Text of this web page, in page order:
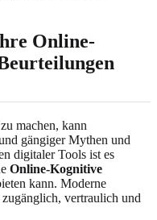
Online-
machen, kann
gängiger Mythen und
digitaler Tools ist es
Online-Kognitive
kann. Moderne
vertraulich und